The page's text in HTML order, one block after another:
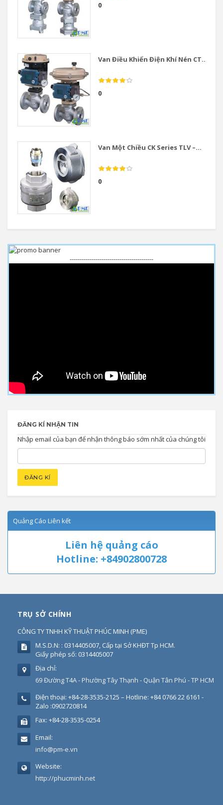
0
Van Điều Khiển Điện Khí Nén CT...
0
Van Một Chiều CK Series TLV –...
0
------------------------------------------
ĐĂNG KÍ NHẬN TIN
Nhập email của bạn để nhận thông báo sớm nhất của chúng tôi
Quảng Cáo Liên kết
Liên hệ quảng cáo
Hotline: +84902800728
TRỤ SỞ CHÍNH
CÔNG TY TNHH KỸ THUẬT PHÚC MINH (PME)
M.S.D.N: : 0314405007, Cấp tại Sở KHĐT Tp HCM.
Giấy phép số: 0314405007
Địa chỉ:
69 Đường T4A - Phường Tây Thạnh - Quận Tân Phú - TP HCM
Điện thoại: +84-28-3535-2125 – Hotline: +84 0766 22 6161 -
Zalo :0902720814
Fax: +84-28-3535-0254
Email:
info@pm-e.vn
Website:
http://phucminh.net